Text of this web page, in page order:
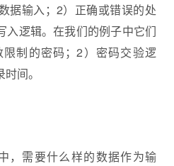
据输入；2）正确或错误的处
入逻辑。在我们的例子中它们
制的密码；2）密码交验逻
间。
，需要什么样的数据作为输